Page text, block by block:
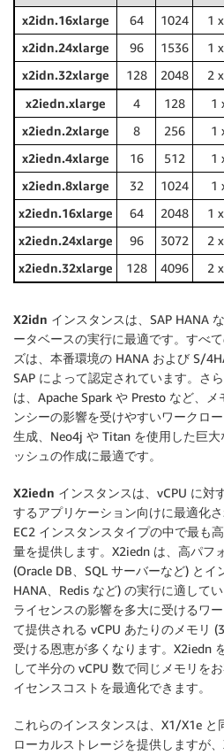
x2idn.16xlarge
64 1024 1
x2idn.24xlarge
96 1536 1
x2idn.32xlarge
128 2048 2
x2iedn.xlarge
4 128 1
x2iedn.2xlarge
8 256 1
x2iedn.4xlarge
16 512 1
x2iedn.8xlarge
32 1024 1
x2iedn.16xlarge
64 2048 1
x2iedn.24xlarge
96 3072 2
x2iedn.32xlarge
128 4096 2
X2idn インスタンスは、SAP HANA
ータベースの実行に最適です。すべ
ズは、本番環境の HANA および S/
SAP によって認定されています。さ
は、Apache Spark や Presto など、
ンシーの影響を受けやすいワークロ
生成、Neo4j や Titan を使用した巨
ッシュの作成に最適です。
X2iedn インスタンスは、vCPU に対
するアプリケーション向けに最適化
EC2 インスタンスタイプの中で最も
量を提供します。X2iedn は、高パフ
(Oracle DB、SQL サーバーなど) とイ
HANA、Redis など) の実行に適して
ライセンスの影響を多大に受けるワ
て提供される vCPU あたりのメモリ
受ける恩恵が多くなります。X2iedn
して半分の vCPU 数で同じメモリを
イセンスコストを最適化できます。
これらのインスタンスは、X1/X1e と
ローカルストレージを提供しますが